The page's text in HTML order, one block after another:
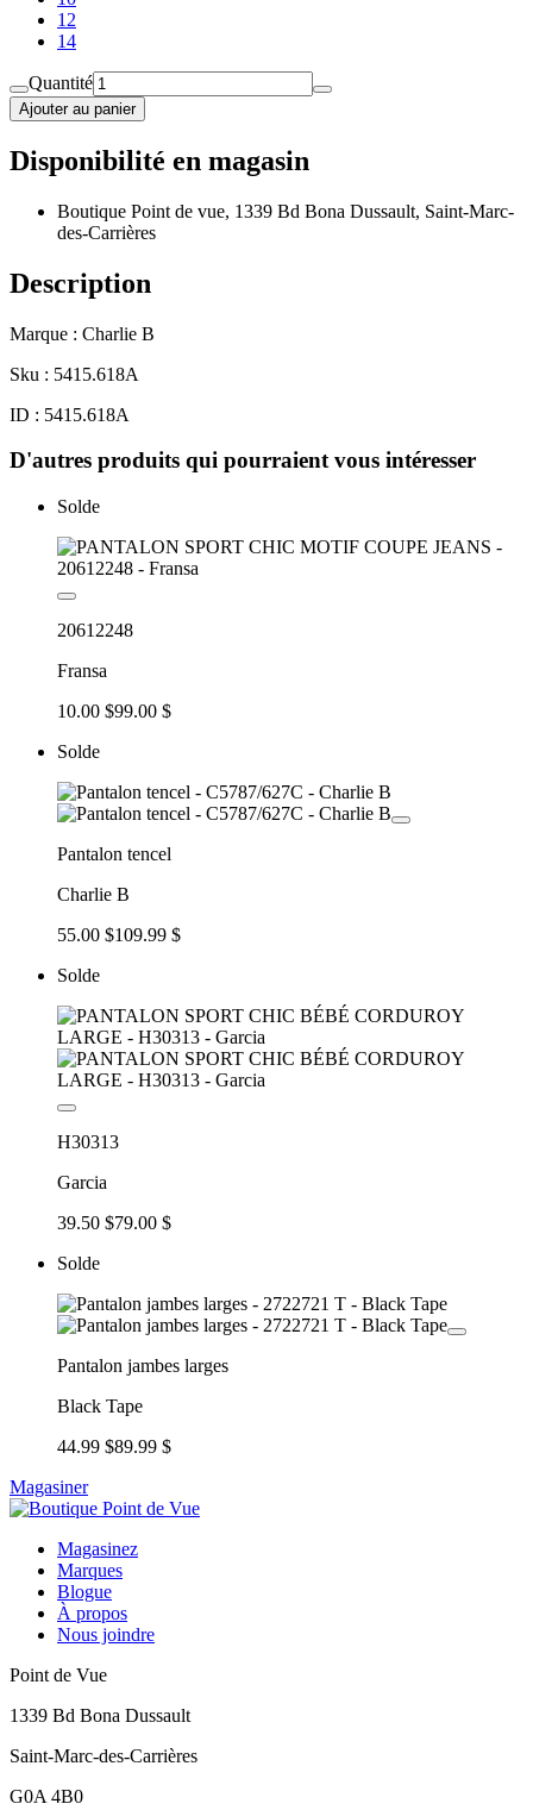
12
14
Quantité
Ajouter au panier
Disponibilité en magasin
Boutique Point de vue, 1339 Bd Bona Dussault, Saint-Marc-
des-Carrières
Description
Marque : Charlie B
Sku : 5415.618A
ID : 5415.618A
D'autres produits qui pourraient vous intéresser
Solde
20612248
Fransa
10.00 $99.00 $
Solde
Pantalon tencel
Charlie B
55.00 $109.99 $
Solde
H30313
Garcia
39.50 $79.00 $
Solde
Pantalon jambes larges
Black Tape
44.99 $89.99 $
Magasiner
Magasinez
Marques
Blogue
À propos
Nous joindre
Point de Vue
1339 Bd Bona Dussault
Saint-Marc-des-Carrières
G0A 4B0